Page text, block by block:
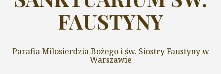
FAUSTYNY
Parafia Miłosierdzia Bożego i św. Siostry Faustyny w
Warszawie